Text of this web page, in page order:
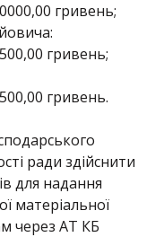
гривень;
гривень;
гривень.
ради здійснити
для надання
матеріальної
через АТ КБ